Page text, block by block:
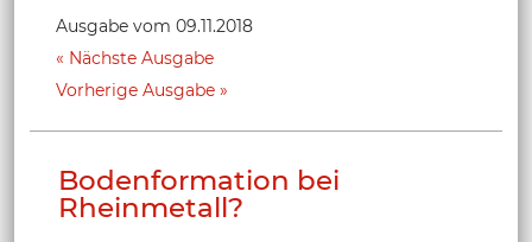
Ausgabe vom 09.11.2018
Nächste Ausgabe
Vorherige Ausgabe
Bodenformation bei
Rheinmetall?